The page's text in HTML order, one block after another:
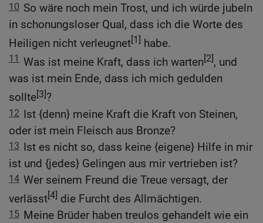
10 So wäre noch mein Trost, und ich würde jubeln
in schonungsloser Qual, dass ich die Worte des
Heiligen nicht verleugnet[1] habe.
11 Was ist meine Kraft, dass ich warten[2], und
was ist mein Ende, dass ich mich gedulden
sollte[3]?
12 Ist {denn} meine Kraft die Kraft von Steinen,
oder ist mein Fleisch aus Bronze?
13 Ist es nicht so, dass keine {eigene} Hilfe in mir
ist und {jedes} Gelingen aus mir vertrieben ist?
14 Wer seinem Freund die Treue versagt, der
verlässt[4] die Furcht des Allmächtigen.
15 Meine Brüder haben treulos gehandelt wie ein